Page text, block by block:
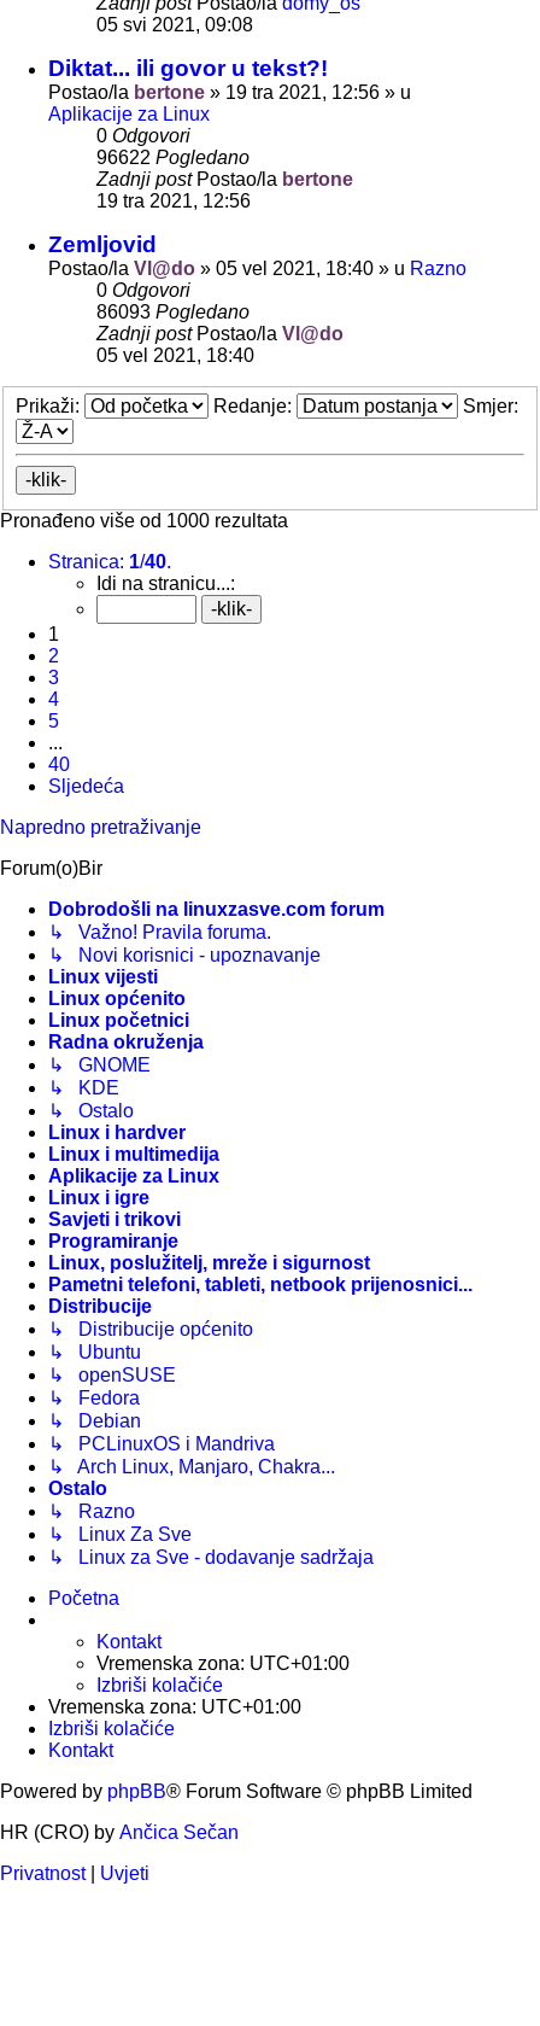
05 svi 2021, 09:08
Diktat... ili govor u tekst?!
Postao/la bertone » 19 tra 2021, 12:56 » u
Aplikacije za Linux
0 Odgovori
96622 Pogledano
Zadnji post Postao/la bertone
19 tra 2021, 12:56
Zemljovid
Postao/la Vl@do » 05 vel 2021, 18:40 » u Razno
0 Odgovori
86093 Pogledano
Zadnji post Postao/la Vl@do
05 vel 2021, 18:40
Prikaži: Redanje: Smjer:
Pronađeno više od 1000 rezultata
Stranica: 1/40.
Idi na stranicu...:
1
2
3
4
5
...
40
Sljedeća
Napredno pretraživanje
Forum(o)Bir
Dobrodošli na linuxzasve.com forum
↳ Važno! Pravila foruma.
↳ Novi korisnici - upoznavanje
Linux vijesti
Linux općenito
Linux početnici
Radna okruženja
↳ GNOME
↳ KDE
↳ Ostalo
Linux i hardver
Linux i multimedija
Aplikacije za Linux
Linux i igre
Savjeti i trikovi
Programiranje
Linux, poslužitelj, mreže i sigurnost
Pametni telefoni, tableti, netbook prijenosnici...
Distribucije
↳ Distribucije općenito
↳ Ubuntu
↳ openSUSE
↳ Fedora
↳ Debian
↳ PCLinuxOS i Mandriva
↳ Arch Linux, Manjaro, Chakra...
Ostalo
↳ Razno
↳ Linux Za Sve
↳ Linux za Sve - dodavanje sadržaja
Početna
Kontakt
Vremenska zona: UTC+01:00
Izbriši kolačiće
Vremenska zona: UTC+01:00
Izbriši kolačiće
Kontakt
Powered by phpBB® Forum Software © phpBB Limited
HR (CRO) by Ančica Sečan
Privatnost| Uvjeti